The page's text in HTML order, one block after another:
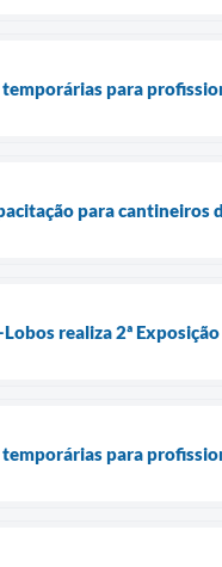
para
para cantineiros
realiza 2ª
para